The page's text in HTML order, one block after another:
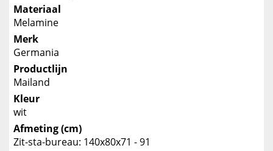
Materiaal
Melamine
Merk
Germania
Productlijn
Mailand
Kleur
wit
Afmeting (cm)
Zit-sta-bureau: 140x80x71 - 91